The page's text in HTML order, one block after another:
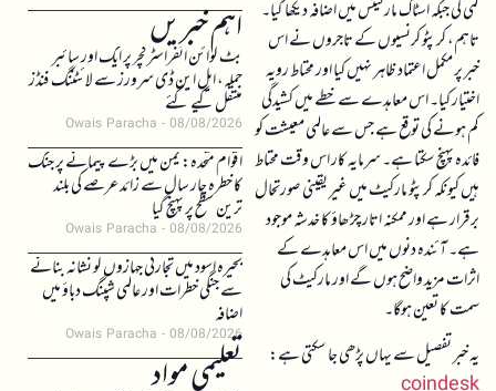
کمی کی جبکہ اسٹاک مارکیٹس میں اضافہ دیکھا گیا۔
تاہم، کرپٹو کرنسیوں کے تاجروں نے اس
خبر پر مکمل اعتماد ظاہر نہیں کیا اور محتاط رویہ
اختیار کیا۔ اس معاہدے سے خطے میں کشیدگی
کم ہونے کی توقع ہے جس سے عالمی معیشت کو
فائدہ پہنچ سکتا ہے۔ سرمایہ کار اس وقت محتاط
ہیں کیونکہ کرپٹو مارکیٹ میں غیر یقینی صورتحال
برقرار ہے اور ممکنہ اتار چڑھاؤ کا خدشہ موجود
ہے۔ آئندہ دنوں میں اس معاہدے کے
اثرات مزید واضح ہوں گے اور مارکیٹ کی
سمت کا تعین ہوگا۔
یہ خبر تفصیل سے یہاں پڑھی جا سکتی ہے:
اہم خبریں
بٹ کوائن انفراسٹرکچر پر ایک اور سائبر
حملہ، ایل این ڈی سرورز سے لائٹننگ فنڈز
منتقل کیے گئے
Owais Paracha 08/08/2026
اقوام متحدہ: یمن میں بڑے پیمانے پر جنگ
کا خطرہ چار سال سے زائد عرصے کی بلند
ترین سطح پر پہنچ گیا
Owais Paracha 08/08/2026
بحیرہ اسود میں تجارتی جہازوں کو نشانہ بنانے
سے جنگی خطرات اور عالمی شپنگ دباؤ میں
اضافہ
Owais Paracha 08/08/2026
تعلیمی مواد